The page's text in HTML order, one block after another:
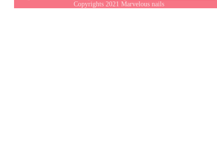
Copyrights 2021 Marvelous nails